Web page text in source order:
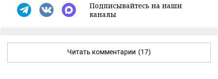
Подписывайтесь на наши
каналы
Читать комментарии (17)